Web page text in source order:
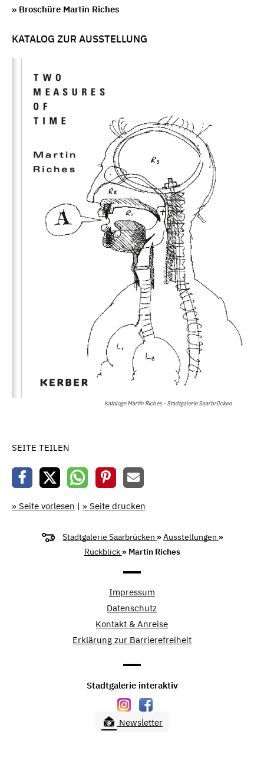
» Broschüre Martin Riches
KATALOG ZUR AUSSTELLUNG
Kataloge Martin Riches - Stadtgalerie Saarbrücken
SEITE TEILEN
» Seite vorlesen | » Seite drucken
Stadtgalerie Saarbrücken »Ausstellungen »
Rückblick » Martin Riches
Impressum
Datenschutz
Kontakt & Anreise
Erklärung zur Barrierefreiheit
Stadtgalerie interaktiv
Newsletter